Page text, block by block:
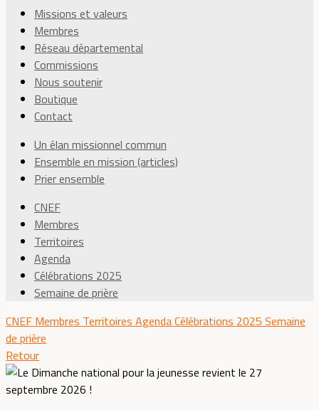
Missions et valeurs
Membres
Réseau départemental
Commissions
Nous soutenir
Boutique
Contact
Un élan missionnel commun
Ensemble en mission (articles)
Prier ensemble
CNEF
Membres
Territoires
Agenda
Célébrations 2025
Semaine de prière
CNEF Membres Territoires AgendaCélébrations 2025 Semaine
de prière
Retour